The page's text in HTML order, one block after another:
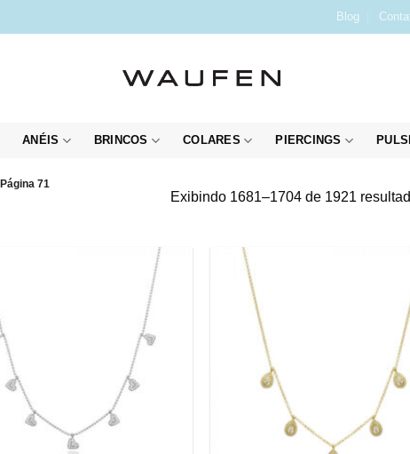
Blog
ANÉIS BRINCOS COLARES PIERCINGS
Página 71
Exibindo 1681–1704 de 1921